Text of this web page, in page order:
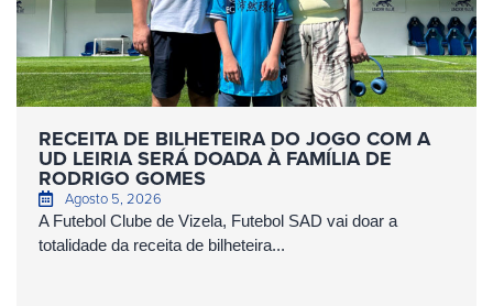
RECEITA DE BILHETEIRA DO JOGO COM A
UD LEIRIA SERÁ DOADA À FAMÍLIA DE
RODRIGO GOMES
Agosto 5, 2026
A Futebol Clube de Vizela, Futebol SAD vai doar a
totalidade da receita de bilheteira...